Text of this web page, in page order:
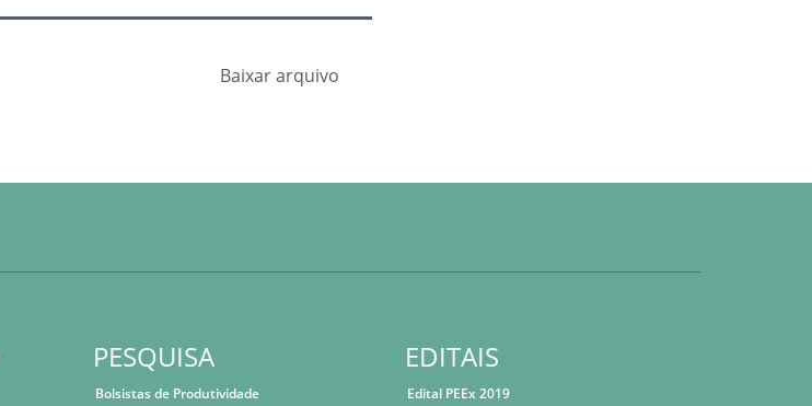
Baixar arquivo
PESQUISA
Bolsistas de Produtividade
EDITAIS
Edital PEEx 2019